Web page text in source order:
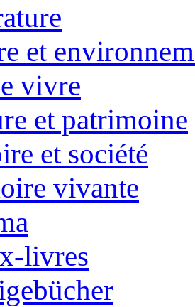
et
vivre
et patrimoine
et société
vivante
livres